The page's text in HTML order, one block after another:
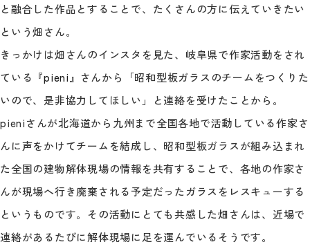
と融合した作品とすることで、たくさんの方に伝えていきたい
という畑さん。
きっかけは畑さんのインスタを見た、岐阜県で作家活動をされ
ている『pieni 』さんから「昭和型板ガラスのチームをつくりた
いので、是非協力してほしい」と連絡を受けたことから。
pieniさんが北海道から九州まで全国各地で活動している作家さ
んに声をかけてチームを結成し、昭和型板ガラスが組み込まれ
た全国の建物解体現場の情報を共有することで、各地の作家さ
んが現場へ行き廃棄される予定だったガラスをレスキューする
というものです。その活動にとても共感した畑さんは、近場で
連絡があるたびに解体現場に足を運んでいるそうです。